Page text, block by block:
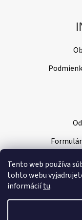
Tento web používa
tohto webu
informáciítu.
Vytvoril